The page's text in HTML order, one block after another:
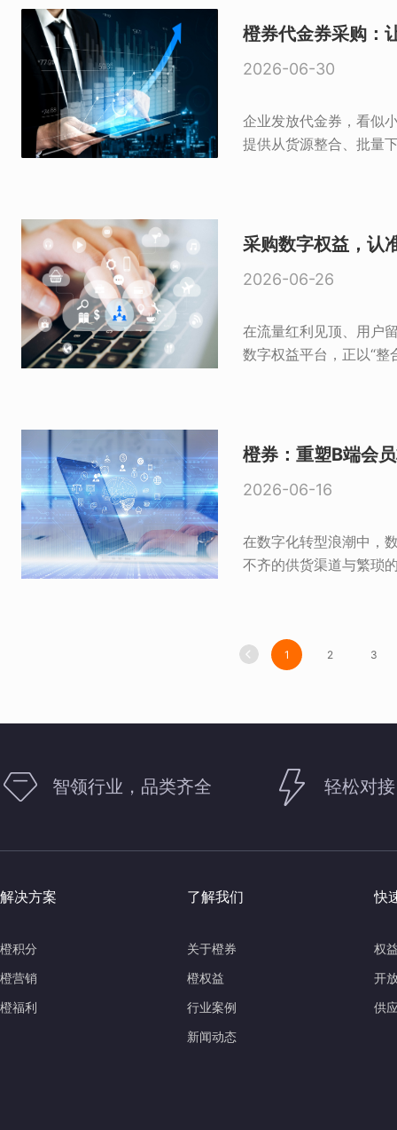
橙券代金券采购：
2026-06-30
企业发放代金券，看似
提供从货源整合、批量
采购数字权益，认
2026-06-26
在流量红利见顶、用户
数字权益平台，正以“
橙券：重塑B端会
2026-06-16
在数字化转型浪潮中，
不齐的供货渠道与繁琐
1 2 3
智领行业，品类齐全 轻松对
解决方案
橙积分
橙营销
橙福利
了解我们
关于橙券
橙权益
行业案例
新闻动态
快
权
开
供